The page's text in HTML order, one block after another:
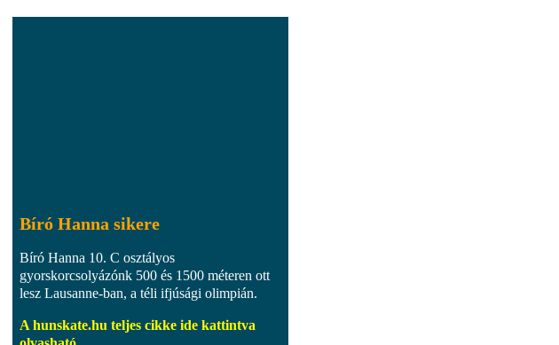
Bíró Hanna sikere
Bíró Hanna 10. C osztályos
gyorskorcsolyázónk 500 és 1500 méteren ott
lesz Lausanne-ban, a téli ifjúsági olimpián.
A hunskate.hu teljes cikke ide kattintva